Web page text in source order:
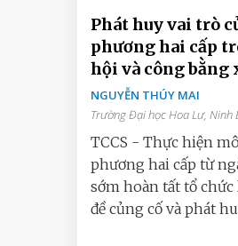
Phát huy vai trò
phương hai cấp
hội và công
NGUYỄN THÚY MAI
Trường Đại học Hoa Lư, Ninh
TCCS - Thực hiện
phương hai cấp từ
sớm hoàn tất tổ
đề củng cố và phát